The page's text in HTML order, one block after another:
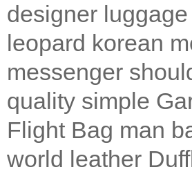
designer luggage
leopard korean
messenger
quality simple
Flight Bag man
world leather